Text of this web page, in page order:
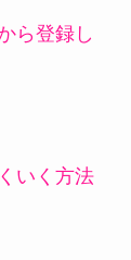
ら登録し
いく方法